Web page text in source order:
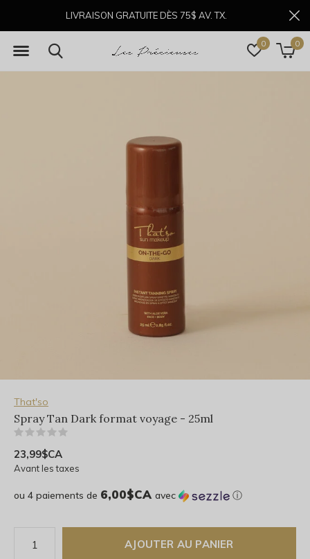
0 0
LIVRAISON GRATUITE DÈS 75$ AV. TX.
That'so
Spray Tan Dark format voyage - 25ml
23,99$CA
Avant les taxes
ou 4 paiements de 6,00$CA avec ⓘ
AJOUTER AU PANIER